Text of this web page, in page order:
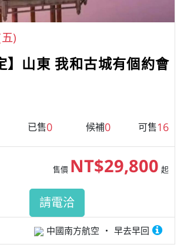
)
】山東 我和古城有個約會
已售0 候補0 可售16
中國南方航空 早去早回
售價 NT$29,800 起
請電洽